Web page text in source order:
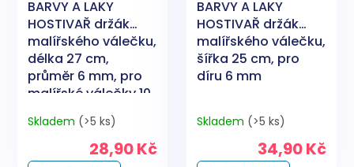
BARVY A LAKY
HOSTIVAŘ držák
malířského válečku,
délka 27 cm,
průměr 6 mm, pro
malířské válečky 10
Skladem (>5 ks)
28,90 Kč
BARVY A LAKY
HOSTIVAŘ držák
malířského válečku,
šířka 25 cm, pro
díru 6 mm
Skladem (>5 ks)
34,90 Kč